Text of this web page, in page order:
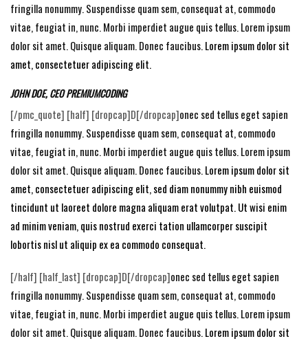
fringilla nonummy.Suspendisse quam sem, consequat at, commodo
vitae, feugiat in, nunc. Morbi imperdiet augue quis tellus. Lorem ipsum
dolor sit amet. Quisque aliquam. Donec faucibus.Lorem ipsum dolor sit
amet, consectetuer adipiscing elit.
JOHN DOE, CEO PREMIUMCODING
[/pmc_quote] [half] [dropcap]D[/dropcap]onec sed tellus eget sapien
fringilla nonummy.Suspendisse quam sem, consequat at, commodo
vitae, feugiat in, nunc. Morbi imperdiet augue quis tellus. Lorem ipsum
dolor sit amet. Quisque aliquam. Donec faucibus.Lorem ipsum dolor sit
amet, consectetuer adipiscing elit, sed diam nonummy nibh euismod
tincidunt ut laoreet dolore magna aliquam erat volutpat. Ut wisi enim
ad minim veniam, quis nostrud exerci tation ullamcorper suscipit
lobortis nisl ut aliquip ex ea commodo consequat.
[/half] [half_last] [dropcap]D[/dropcap]onec sed tellus eget sapien
fringilla nonummy.Suspendisse quam sem, consequat at, commodo
vitae, feugiat in, nunc. Morbi imperdiet augue quis tellus. Lorem ipsum
dolor sit amet. Quisque aliquam. Donec faucibus.Lorem ipsum dolor sit